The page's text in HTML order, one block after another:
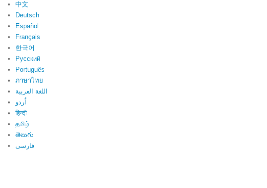
中文
Deutsch
Español
Français
한국어
Русский
Português
ภาษาไทย
اللغة العربية
اُردو
हिन्दी
தமிழ்
తెలుగు
فارسی